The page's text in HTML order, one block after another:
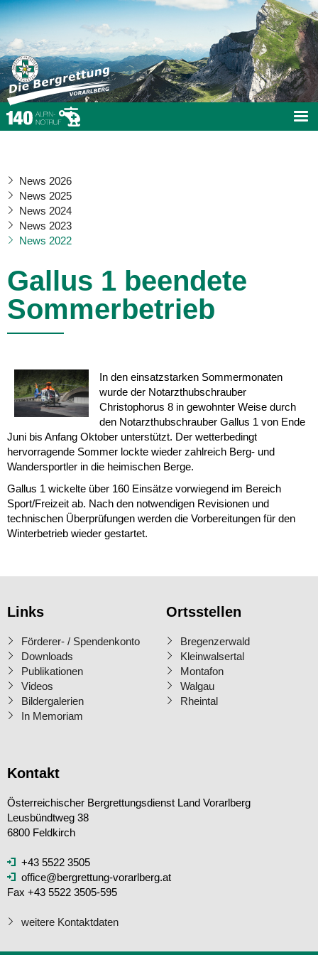
News 2026
News 2025
News 2024
News 2023
News 2022
Gallus 1 beendete
Sommerbetrieb
In den einsatzstarken Sommermonaten
wurde der Notarzthubschrauber
Christophorus 8 in gewohnter Weise durch
den Notarzthubschrauber Gallus 1 von Ende
Juni bis Anfang Oktober unterstützt. Der wetterbedingt
hervorragende Sommer lockte wieder zahlreich Berg- und
Wandersportler in die heimischen Berge.
Gallus 1 wickelte über 160 Einsätze vorwiegend im Bereich
Sport/Freizeit ab. Nach den notwendigen Revisionen und
technischen Überprüfungen werden die Vorbereitungen für den
Winterbetrieb wieder gestartet.
Links
Förderer- / Spendenkonto
Downloads
Publikationen
Videos
Bildergalerien
In Memoriam
Ortsstellen
Bregenzerwald
Kleinwalsertal
Montafon
Walgau
Rheintal
Kontakt
Österreichischer Bergrettungsdienst Land Vorarlberg
Leusbündtweg 38
6800 Feldkirch
+43 5522 3505
office@bergrettung-vorarlberg.at
Fax +43 5522 3505-595
weitere Kontaktdaten